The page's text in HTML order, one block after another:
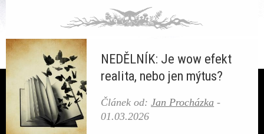
SF akce
Galerie
Lidé
Sloupek
NEDĚLNÍK: Je wow efekt
realita, nebo jen mýtus?
Článek od:Jan Procházka -
01.03.2026